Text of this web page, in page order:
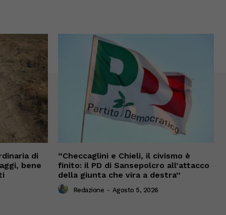
di
bene
“Checcaglini e Chieli, il civismo è
finito: il PD di Sansepolcro all’attacco
della giunta che vira a destra”
Redazione - Agosto 5, 2026